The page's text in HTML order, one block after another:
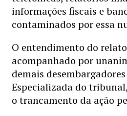
informações fiscais e
contaminados por essa
O entendimento do
acompanhado por
demais
Especializada do
o trancamento da ação